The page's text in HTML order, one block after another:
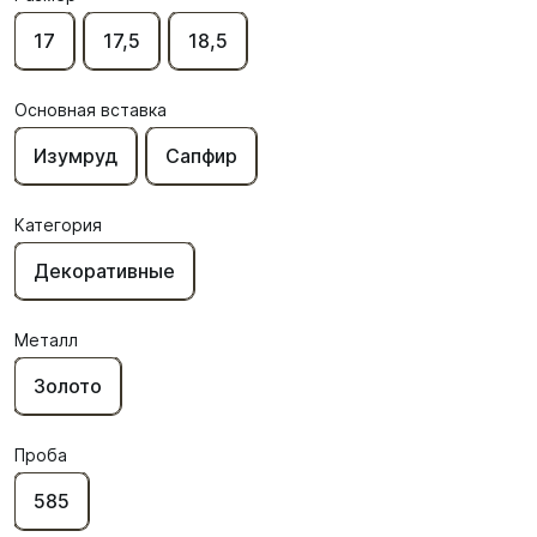
17 17,5 18,5
Основная вставка
Изумруд Сапфир
Категория
Декоративные
Металл
Золото
Проба
585